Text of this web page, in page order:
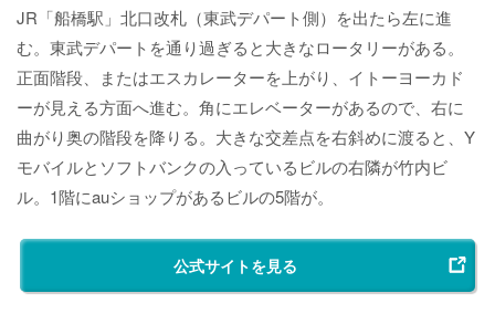
JR「船橋駅」北口改札（東武デパート側）を出たら左に進
む。東武デパートを通り過ぎると大きなロータリーがある。
正面階段、またはエスカレーターを上がり、イトーヨーカド
ーが見える方面へ進む。角にエレベーターがあるので、右に
曲がり奥の階段を降りる。大きな交差点を右斜めに渡ると、Y
モバイルとソフトバンクの入っているビルの右隣が竹内ビ
ル。1階にauショップがあるビルの5階が。
公式サイトを見る